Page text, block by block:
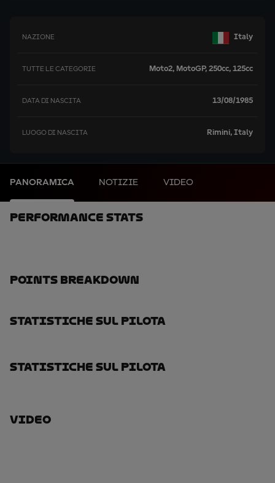
NAZIONE Italy
TUTTE LE CATEGORIE Moto2, MotoGP, 250cc, 125cc
DATA DI NASCITA 13/08/1985
LUOGO DI NASCITA Rimini, Italy
PANORAMICA NOTIZIE VIDEO
Performance Stats
Points Breakdown
Statistiche Sul Pilota
Statistiche Sul Pilota
Video